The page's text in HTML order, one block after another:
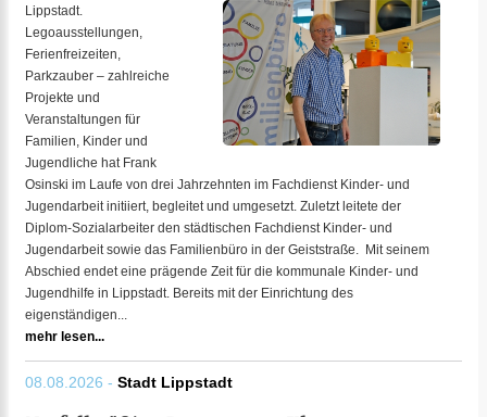
Lippstadt.
Legoausstellungen,
Ferienfreizeiten,
Parkzauber – zahlreiche
Projekte und
Veranstaltungen für
Familien, Kinder und
Jugendliche hat Frank
Osinski im Laufe von drei Jahrzehnten im Fachdienst Kinder- und
Jugendarbeit initiiert, begleitet und umgesetzt. Zuletzt leitete der
Diplom-Sozialarbeiter den städtischen Fachdienst Kinder- und
Jugendarbeit sowie das Familienbüro in der Geiststraße. Mit seinem
Abschied endet eine prägende Zeit für die kommunale Kinder- und
Jugendhilfe in Lippstadt. Bereits mit der Einrichtung des
eigenständigen...
mehr lesen...
08.08.2026 - Stadt Lippstadt